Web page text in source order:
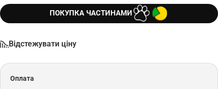
ПОКУПКА ЧАСТИНАМИ
Відстежувати ціну
Оплата